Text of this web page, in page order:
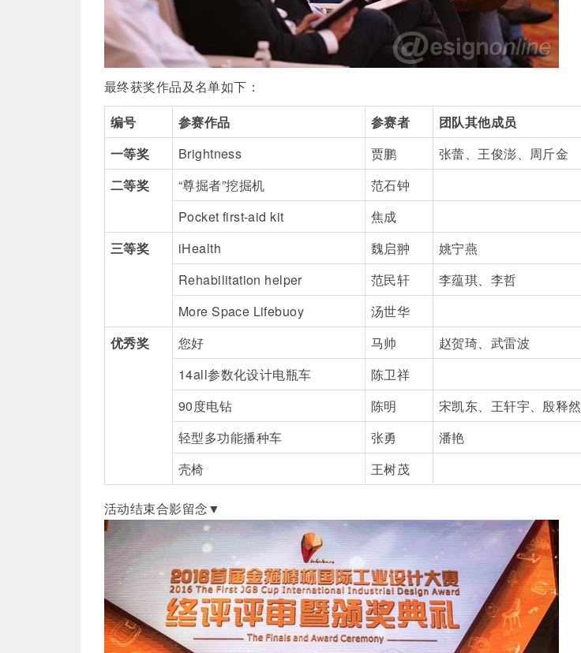
最终获奖作品及名单如下：
编号
参赛作品 参赛者 团队其他成员
一等奖
Brightness 贾鹏 张蕾、王俊澎、周斤金
二等奖
“尊掘者”挖掘机 范石钟
Pocket first-aid kit
焦成
三等奖
iHealth 魏启翀 姚宁燕
Rehabilitation helper
范民轩 李蕴琪、李哲
More Space Lifebuoy
汤世华
优秀奖
您好 马帅 赵贺琦、武雷波
14all参数化设计电瓶车
陈卫祥
90度电钻
陈明 宋凯东、王轩宇、殷释然
轻型多功能播种车
张勇 潘艳
壳椅
王树茂
活动结束合影留念▼